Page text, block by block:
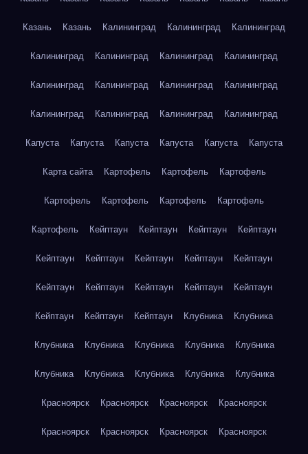
Казань Казань Калининград Калининград Калининград
Калининград Калининград Калининград Калининград
Калининград Калининград Калининград Калининград
Калининград Калининград Калининград Калининград
Капуста Капуста Капуста Капуста Капуста Капуста
Карта сайта Картофель Картофель Картофель
Картофель Картофель Картофель Картофель
Картофель Кейптаун Кейптаун Кейптаун Кейптаун
Кейптаун Кейптаун Кейптаун Кейптаун Кейптаун
Кейптаун Кейптаун Кейптаун Кейптаун Кейптаун
Кейптаун Кейптаун Кейптаун Клубника Клубника
Клубника Клубника Клубника Клубника Клубника
Клубника Клубника Клубника Клубника Клубника
Красноярск Красноярск Красноярск Красноярск
Красноярск Красноярск Красноярск Красноярск